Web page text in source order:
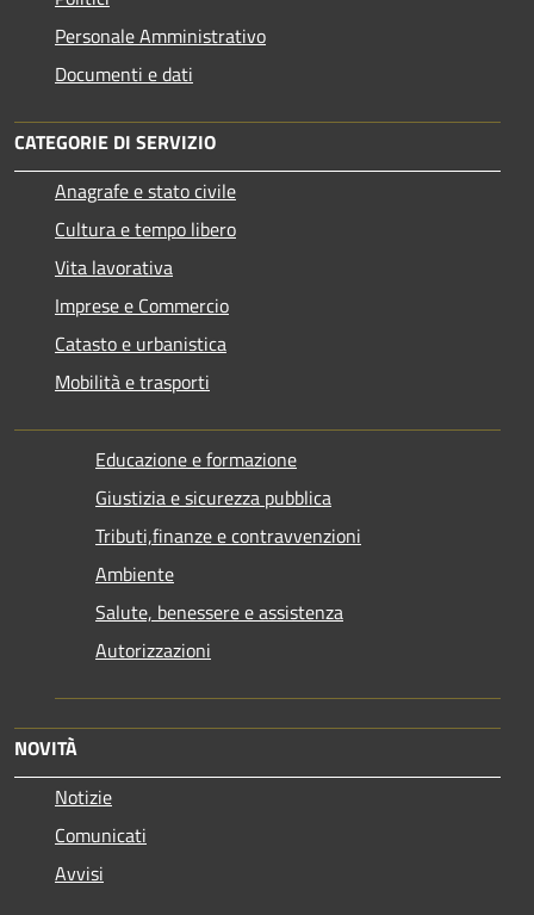
Personale Amministrativo
Documenti e dati
CATEGORIE DI SERVIZIO
Anagrafe e stato civile
Cultura e tempo libero
Vita lavorativa
Imprese e Commercio
Catasto e urbanistica
Mobilità e trasporti
Educazione e formazione
Giustizia e sicurezza pubblica
Tributi,finanze e contravvenzioni
Ambiente
Salute, benessere e assistenza
Autorizzazioni
NOVITÀ
Notizie
Comunicati
Avvisi